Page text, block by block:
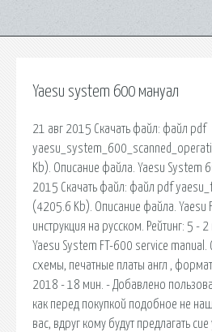
Yaesu system 600 мануал
21 авг 2015 Скачать файл: файл pdf
Kb). Описание файла. Yaesu System
2015 Скачать файл: файл pdf
(4205.6 Kb). Описание файла.
инструкция на русском. Рейтинг: 5 -
Yaesu System FT-600 service manual.
схемы, печатные платы англ ,
2018 - 18 мин. - Добавлено
как перед покупкой подобное не
вас, вдруг кому будут предлагать